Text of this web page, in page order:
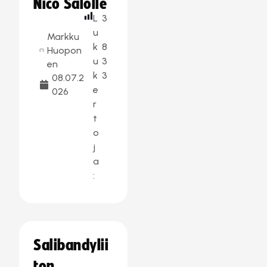
Nico Salolle
Markku
Huopon
en
08.07.2
026
L
u
k
u
k
e
r
t
o
j
a
:
3
8
3
3
Salibandylii